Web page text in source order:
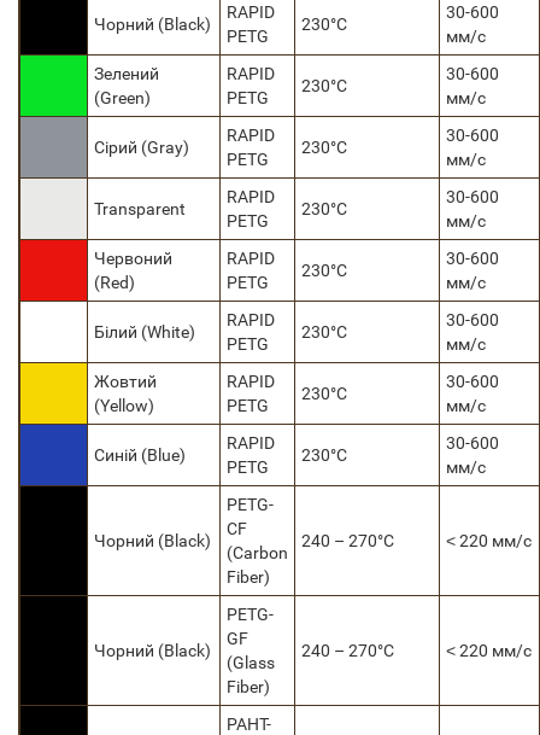
Чорний (Black)
RAPID
PETG
230°C
30-600
мм/с
Зелений
(Green)
RAPID
PETG
230°C
30-600
мм/с
Сірий (Gray)
RAPID
PETG
230°C
30-600
мм/с
Transparent
RAPID
PETG
230°C
30-600
мм/с
Червоний
(Red)
RAPID
PETG
230°C
30-600
мм/с
Білий (White)
RAPID
PETG
230°C
30-600
мм/с
Жовтий
(Yellow)
RAPID
PETG
230°C
30-600
мм/с
Синій (Blue)
RAPID
PETG
230°C
30-600
мм/с
Чорний (Black)
PETG-
CF
(Carbon
Fiber)
240 – 270°C ˂ 220 мм/с
Чорний (Black)
PETG-
GF
(Glass
Fiber)
240 – 270°C ˂ 220 мм/с
PAHT-